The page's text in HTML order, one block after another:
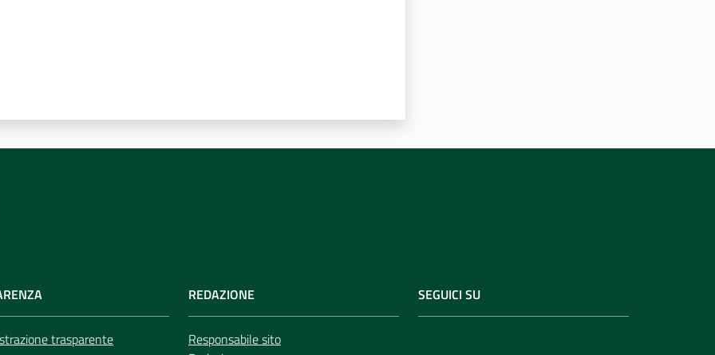
trasparente
REDAZIONE
Responsabile sito
SEGUICI SU